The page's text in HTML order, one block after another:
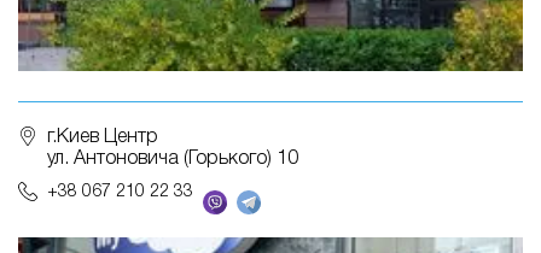
г.Киев Центр
ул. Антоновича (Горького) 10
+38 067 210 22 33